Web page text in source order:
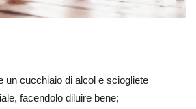
un cucchiaio di alcol e sciogliete
facendolo diluire bene;